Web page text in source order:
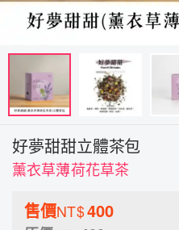
好夢甜甜立體茶包
薰衣草薄荷花草茶
售價NT$400